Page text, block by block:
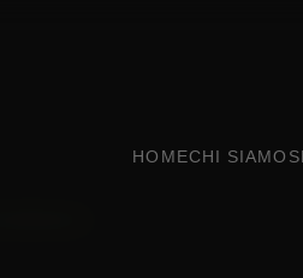
HOMECHI SIAMO